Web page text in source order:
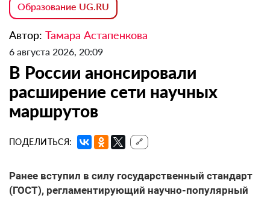
Образование UG.RU
Автор: Тамара Астапенкова
6 августа 2026, 20:09
В России анонсировали
расширение сети научных
маршрутов
ПОДЕЛИТЬСЯ: 🔗
Ранее вступил в силу государственный стандарт
(ГОСТ), регламентирующий научно-популярный